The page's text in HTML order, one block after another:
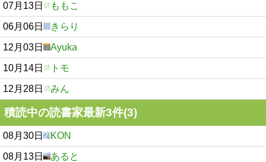
07月13日 ももこ
06月06日 きらり
12月03日 Ayuka
10月14日 トモ
12月28日 みん
積読中の読書家最新3件(3)
08月30日 KON
08月13日 あると